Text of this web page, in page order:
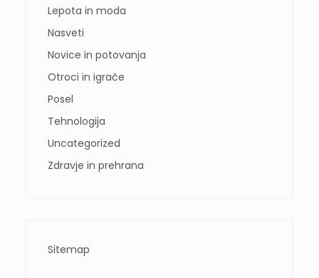
Lepota in moda
Nasveti
Novice in potovanja
Otroci in igrače
Posel
Tehnologija
Uncategorized
Zdravje in prehrana
Sitemap